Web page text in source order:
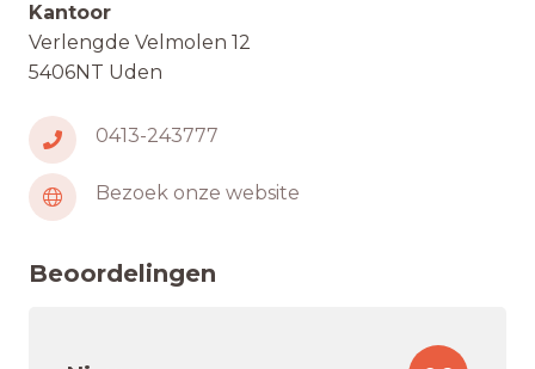
Kantoor
Verlengde Velmolen 12
5406NT Uden
0413-243777
Bezoek onze website
Beoordelingen